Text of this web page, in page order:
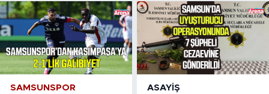
SAMSUNSPOR ASAYIŞ